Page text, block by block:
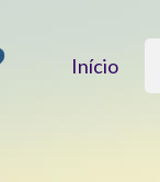
Início